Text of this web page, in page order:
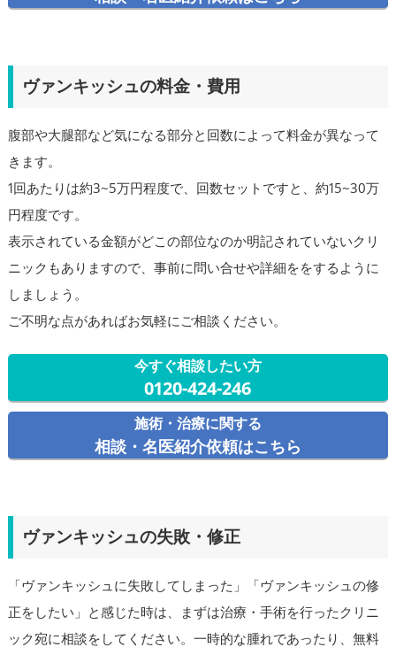
ヴァンキッシュの料金・費用
腹部や大腿部など気になる部分と回数によって料金が異なって
きます。
1回あたりは約3~5万円程度で、回数セットですと、約15~30万
円程度です。
表示されている金額がどこの部位なのか明記されていないクリ
ニックもありますので、事前に問い合せや詳細ををするように
しましょう。
ご不明な点があればお気軽にご相談ください。
今すぐ相談したい方
0120-424-246
施術・治療に関する
相談・名医紹介依頼はこちら
ヴァンキッシュの失敗・修正
「ヴァンキッシュに失敗してしまった」「ヴァンキッシュの修
正をしたい」と感じた時は、まずは治療・手術を行ったクリニ
ック宛に相談をしてください。一時的な腫れであったり、無料